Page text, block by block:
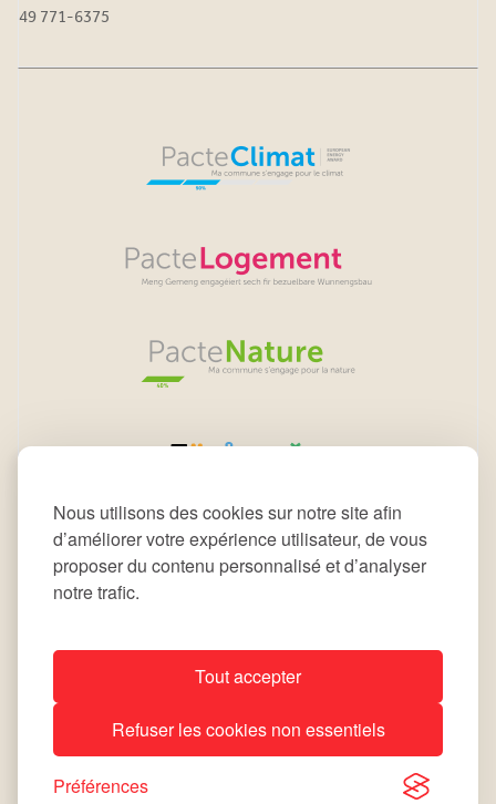
Nous utilisons des cookies sur notre site afin
d’améliorer votre expérience utilisateur, de vous
proposer du contenu personnalisé et d’analyser
notre trafic.
Tout accepter
Refuser les cookies non essentiels
Préférences
49 771-6375
All rights reserved © 2026 Commune de Leudelange